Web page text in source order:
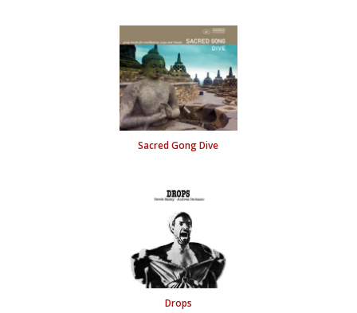
L.A. Strictly Confidential
Sacred Gong Dive